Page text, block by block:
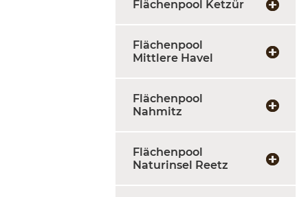
Flächenpool Ketzür
Flächenpool
Mittlere Havel
Flächenpool
Nahmitz
Flächenpool
Naturinsel Reetz